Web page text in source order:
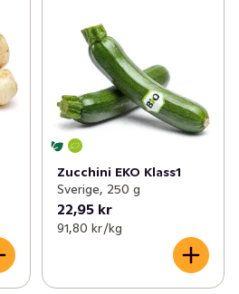
Zucchini EKO Klass1
Sverige, 250 g
22,95 kr
91,80 kr /kg